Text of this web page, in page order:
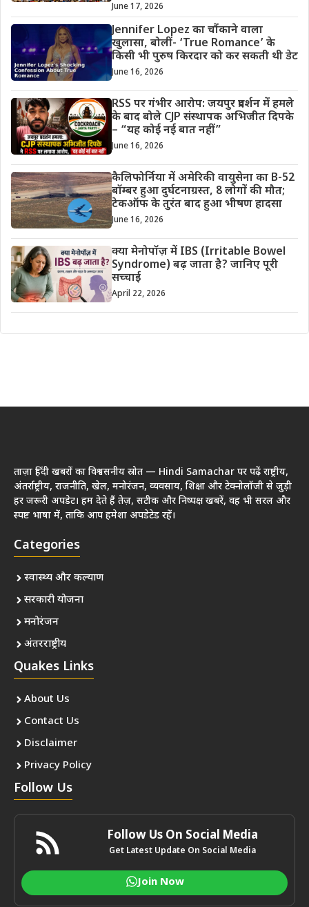
June 17, 2026
Jennifer Lopez का चौंकाने वाला
खुलासा, बोलीं- ‘True Romance’ के
किसी भी पुरुष किरदार को कर सकती थी डेट
June 16, 2026
RSS पर गंभीर आरोप: जयपुर प्रदर्शन में हमले
के बाद बोले CJP संस्थापक अभिजीत दिपके
– “यह कोई नई बात नहीं”
June 16, 2026
कैलिफोर्निया में अमेरिकी वायुसेना का B-52
बॉम्बर हुआ दुर्घटनाग्रस्त, 8 लोगों की मौत;
टेकऑफ के तुरंत बाद हुआ भीषण हादसा
June 16, 2026
क्या मेनोपॉज़ में IBS (Irritable Bowel
Syndrome) बढ़ जाता है? जानिए पूरी
सच्चाई
April 22, 2026
ताज़ा हिंदी खबरों का विश्वसनीय स्रोत — Hindi Samachar पर पढ़ें राष्ट्रीय,
अंतर्राष्ट्रीय, राजनीति, खेल, मनोरंजन, व्यवसाय, शिक्षा और टेक्नोलॉजी से जुड़ी
हर जरूरी अपडेट। हम देते हैं तेज़, सटीक और निष्पक्ष खबरें, वह भी सरल और
स्पष्ट भाषा में, ताकि आप हमेशा अपडेटेड रहें।
Categories
स्वास्थ्य और कल्याण
सरकारी योजना
मनोरंजन
अंतरराष्ट्रीय
Quakes Links
About Us
Contact Us
Disclaimer
Privacy Policy
Follow Us
Follow Us On Social Media
Get Latest Update On Social Media
Join Now